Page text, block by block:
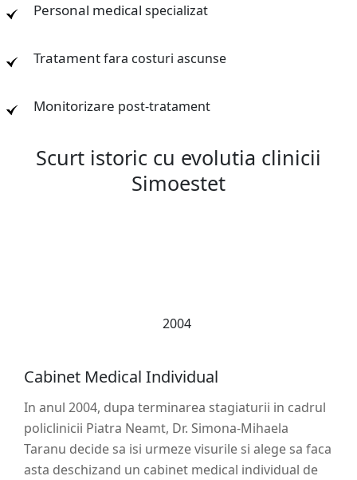
Personal medical specializat
Tratamentfara costuri ascunse
Monitorizare post-tratament
Scurt istoric cu evolutia clinicii
Simoestet
Cabinet Medical Individual
In anul 2004, dupa terminarea stagiaturii in cadrul
policlinicii Piatra Neamt, Dr. Simona-Mihaela
Taranu decide sa isi urmeze visurile si alege sa faca
asta deschizand un cabinet medical individual de
2004